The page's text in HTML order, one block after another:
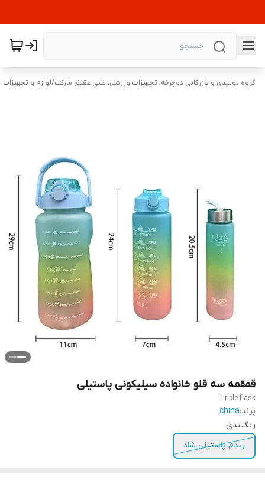
گروه تولیدی و بازرگانی دوچرخه، تجهیزات ورزشی، طبی عقیق مارکت/لوازم و تجهیزات
قمقمه سه قلو خانواده سیلیکونی پاستیلی
Triple flask
برند:china
رنگبندي
رندم پاستيلي شاد